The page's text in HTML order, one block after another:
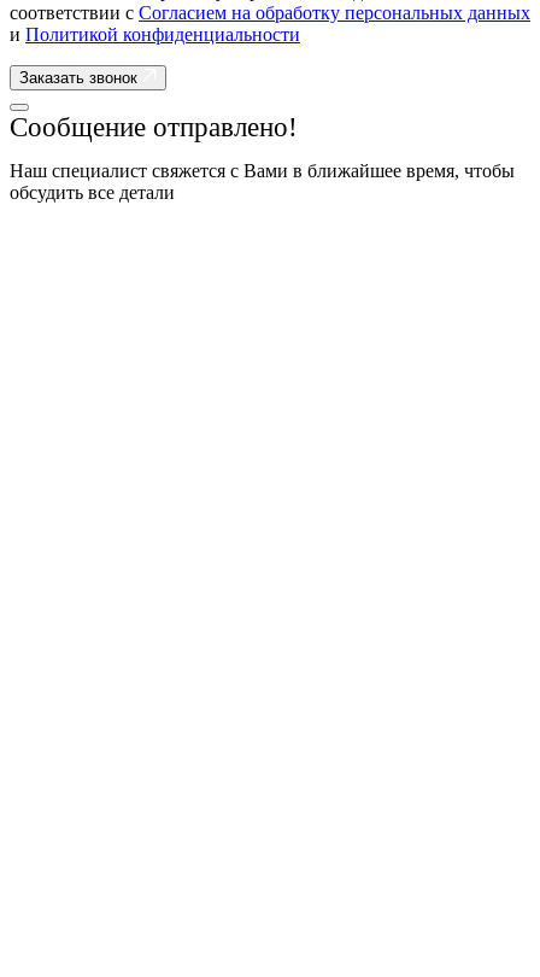
соответствии с Согласием на обработку персональных данных
и Политикой конфиденциальности
Заказать звонок
Сообщение отправлено!
Наш специалист свяжется с Вами в ближайшее время, чтобы
обсудить все детали